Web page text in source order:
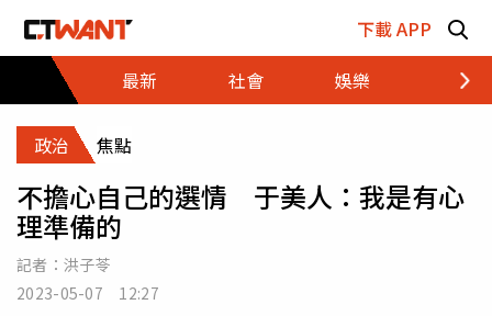
下載 APP
最新
社會 娛樂 財經
政治 焦點
不擔心自己的選情 于美人：我是有心
理準備的
記者： 洪子苓
2023-05-07 12:27